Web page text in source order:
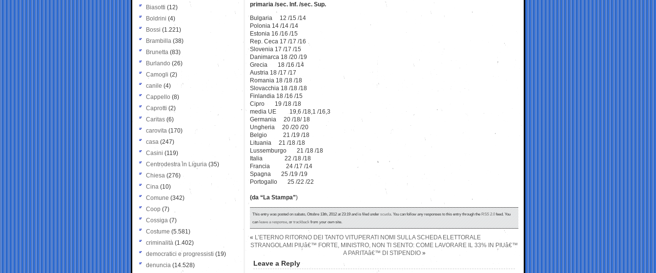
primaria /sec. Inf. /sec. Sup.
Bulgaria 12 /15 /14
Polonia 14 /14 /14
Estonia 16 /16 /15
Rep. Ceca 17 /17 /16
Slovenia 17 /17 /15
Danimarca 18 /20 /19
Grecia 18 /16 /14
Austria 18 /17 /17
Romania 18 /18 /18
Slovacchia 18 /18 /18
Finlandia 18 /16 /15
Cipro 19 /18 /18
media UE 19,6 /18,1 /16,3
Germania 20 /18/ 18
Ungheria 20 /20 /20
Belgio 21 /19 /18
Lituania 21 /18 /18
Lussemburgo 21 /18 /18
Italia 22 /18 /18
Francia 24 /17 /14
Spagna 25 /19 /19
Portogallo 25 /22 /22
(da “La Stampa”)
This entry was posted on sabato, Ottobre 13th, 2012 at 23:19 and is filed underscuola. You can follow any responses to this entry through theRSS 2.0feed. You
canleave a response, ortrackbackfrom your own site.
« L’ETERNO RITORNO DEI TANTO VITUPERATI NOMI SULLA SCHEDA ELETTORALE
STRANGOLAMI PIUâ€™ FORTE, MINISTRO, NON TI SENTO: COME LAVORARE IL 33% IN PIUâ€™
A PARITAâ€™ DI STIPENDIO»
Leave a Reply
Biasotti (12)
Boldrini (4)
Bossi (1.221)
Brambilla (38)
Brunetta (83)
Burlando (26)
Camogli (2)
canile (4)
Cappello (8)
Caprotti (2)
Caritas (6)
carovita (170)
casa (247)
Casini (119)
Centrodestra in Liguria (35)
Chiesa (276)
Cina (10)
Comune (342)
Coop (7)
Cossiga (7)
Costume (5.581)
criminalità (1.402)
democratici e progressisti (19)
denuncia (14.528)